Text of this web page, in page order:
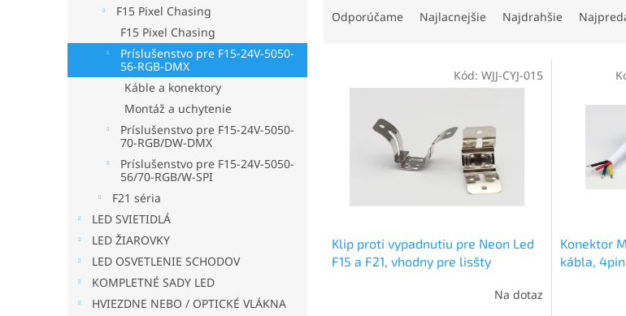
F15 Pixel Chasing
F15 Pixel Chasing
Príslušenstvo pre F15-24V-5050-
56-RGB-DMX
Káble a konektory
Montáž a uchytenie
Príslušenstvo pre F15-24V-5050-
70-RGB/DW-DMX
Príslušenstvo pre F15-24V-5050-
56/70-RGB/W-SPI
F21 séria
LED SVIETIDLÁ
LED ŽIAROVKY
LED OSVETLENIE SCHODOV
KOMPLETNÉ SADY LED
HVIEZDNE NEBO / OPTICKÉ VLÁKNA
Odporúčame Najlacnejšie Najdrahšie
Klip proti vypadnutiu pre Neon Led
F15 a F21, vhodny pre lisšty
Na dotaz
Kód: WJJ-CYJ-015
Konektor
kábla, 4pin